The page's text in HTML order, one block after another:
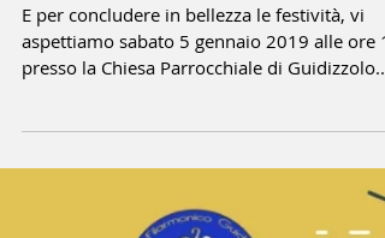
Celeste - favola musicale
E per concludere in bellezza le festività, vi
presso la Chiesa Parrocchiale di Guidizzolo...